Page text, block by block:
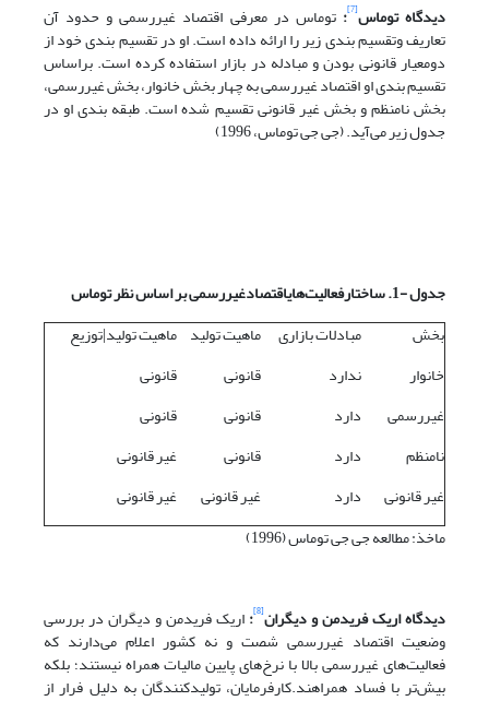
دیدگاه توماس[7]
: توماس در معرفی اقتصاد غیررسمی و حدود آن
تعاریف وتقسیم بندی زیر را ارائه داده است. او در تقسیم بندی خود از
دومعیار قانونی بودن و مبادله در بازار استفاده کرده است. براساس
تقسیم بندی او اقتصاد غیررسمی به چهار بخش خانوار، بخش غیررسمی،
بخش نامنظم و بخش غیر قانونی تقسیم شده است. طبقه بندی او در
جدول زیر می‌آید. (جی جی توماس، 1996)
جدول -1. ساختار فعالیت‌هایاقتصادغیررسمی بر اساس نظر توماس
بخش
مبادلات بازاری ماهیت تولید ماهیت تولید|توزیع
خانوار
غیررسمی
نامنظم
غیر قانونی
ندارد
دارد
دارد
دارد
قانونی
قانونی
قانونی
غیر قانونی
قانونی
قانونی
غیر قانونی
غیر قانونی
ماخذ: مطالعه جی جی توماس (1996)
دیدگاه اریک فریدمن و دیگران[8]
:اریک فریدمن و دیگران در بررسی
وضعیت اقتصاد غیررسمی شصت و نه کشور اعلام می‌دارند که
فعالیت‌های غیررسمی بالا با نرخ‌های پایین مالیات همراه نیستند؛ بلکه
بیش‌تر با فساد همراهند.کارفرمایان، تولیدکنندگان به دلیل فرار از